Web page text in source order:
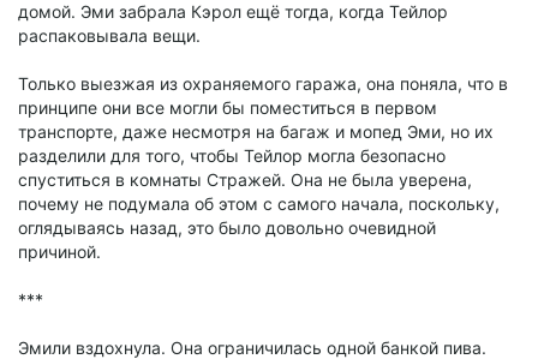
домой. Эми забрала Кэрол ещё тогда, когда Тейлор
распаковывала вещи.
Только выезжая из охраняемого гаража, она поняла, что в
принципе они все могли бы поместиться в первом
транспорте, даже несмотря на багаж и мопед Эми, но их
разделили для того, чтобы Тейлор могла безопасно
спуститься в комнаты Стражей. Она не была уверена,
почему не подумала об этом с самого начала, поскольку,
оглядываясь назад, это было довольно очевидной
причиной.
***
Эмили вздохнула. Она ограничилась одной банкой пива.